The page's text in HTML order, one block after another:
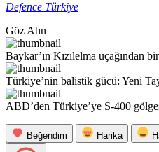
Defence Türkiye
Göz Atın
Baykar’ın Kızılelma uçağından
Türkiye’nin balistik gücü: Yeni
ABD’den Türkiye’ye S-400
Beğendim Harika